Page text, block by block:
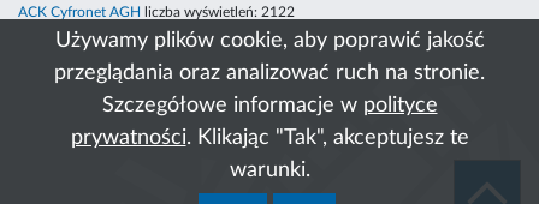
Używamy plików cookie, aby poprawić jakość
przeglądania oraz analizować ruch na stronie.
Szczegółowe informacje w polityce
prywatności. Klikając "Tak", akceptujesz te
warunki.
ACK Cyfronet AGH
liczba wyświetleń: 2122